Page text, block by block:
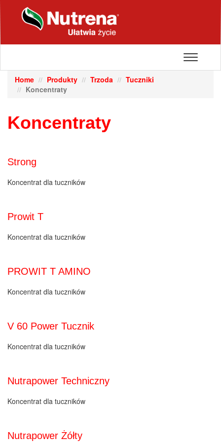
Toggle
Home Produkty Trzoda
Tuczniki
Koncentraty
Koncentraty
Strong
Koncentrat dla tuczników
Prowit T
Koncentrat dla tuczników
PROWIT T AMINO
Koncentrat dla tuczników
V 60 Power Tucznik
Koncentrat dla tuczników
Nutrapower Techniczny
Koncentrat dla tuczników
Nutrapower Żółty